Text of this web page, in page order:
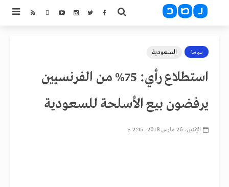
سياسة السعودية
استطلاع رأي: 75% من الفرنسيين
يرفضون بيع الأسلحة للسعودية
الإثنين، 26 مارس 2018، 2:45 م